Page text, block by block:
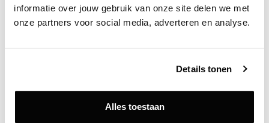
informatie over jouw gebruik van onze site delen we met
onze partners voor social media, adverteren en analyse.
Details tonen
Alles toestaan
Exclusief voor licentiehouders
Zie direct welke partijen en panden betrokken zijn bij dit nieuws.